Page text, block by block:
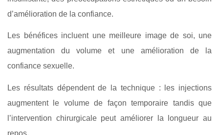
d’amélioration de la confiance.
Les bénéfices incluent une meilleure image de soi, une
augmentation du volume et une amélioration de la
confiance sexuelle.
Les résultats dépendent de la technique : les injections
augmentent le volume de façon temporaire tandis que
l’intervention chirurgicale peut améliorer la longueur au
repos.